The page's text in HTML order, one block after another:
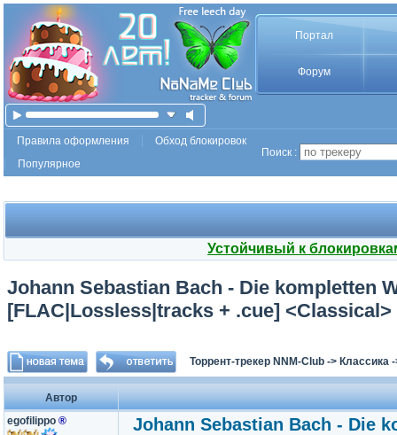
Портал
Форум
Правила оформления
Обход блокировок
Популярное
Поиск :
Устойчивый к
Johann Sebastian Bach - Die kompletten
[FLAC|Lossless|tracks + .cue] <Classical>
Торрент-трекер NNM-Club -> Классика
Автор
egofilippo ® Johann Sebastian Bach - Die